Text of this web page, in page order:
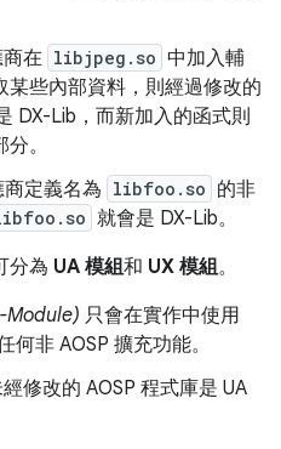
商在 libjpeg.so 中加入輔
某些內部資料，則經過修改的
DX-Lib，而新加入的函式則
。
定義名為 libfoo.so 的非
就會是 DX-Lib。
分為 UA 模組和 UX 模組。
Module) 只會在實作中使用
何非 AOSP 擴充功能。
經修改的 AOSP 程式庫是 UA